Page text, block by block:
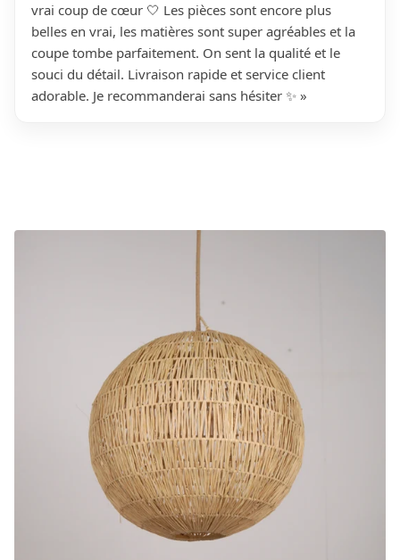
vrai coup de cœur 🤍 Les pièces sont encore plus
belles en vrai, les matières sont super agréables et la
coupe tombe parfaitement. On sent la qualité et le
souci du détail. Livraison rapide et service client
adorable. Je recommanderai sans hésiter ✨ »